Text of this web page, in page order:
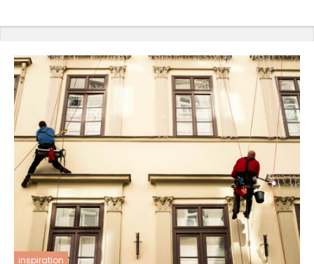
inspiration